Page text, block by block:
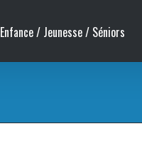
Enfance / Jeunesse / Séniors